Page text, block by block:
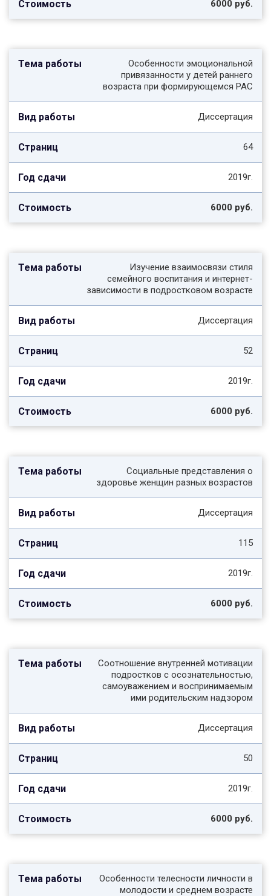
6000 руб.
Особенности эмоциональной
привязанности у детей раннего
возраста при формирующемся РАС
Диссертация
64
2019г.
6000 руб.
Изучение взаимосвязи стиля
семейного воспитания и интернет-
зависимости в подростковом возрасте
Диссертация
52
2019г.
6000 руб.
Социальные представления о
здоровье женщин разных возрастов
Диссертация
115
2019г.
6000 руб.
Соотношение внутренней мотивации
подростков с осознательностью,
самоуважением и воспринимаемым
ими родительским надзором
Диссертация
50
2019г.
6000 руб.
Особенности телесности личности в
молодости и среднем возрасте